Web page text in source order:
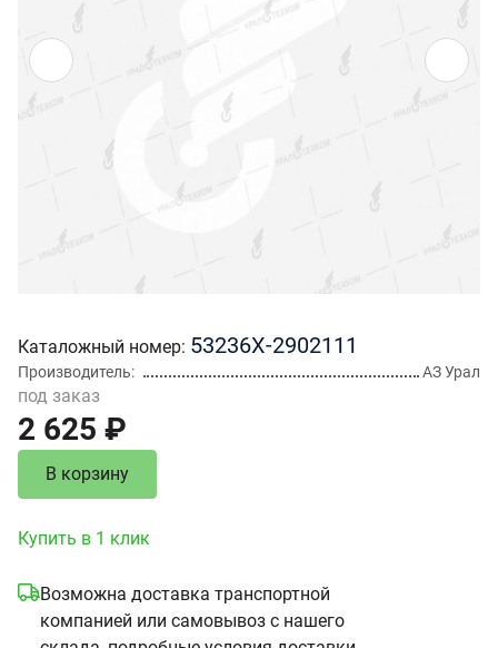
Каталожный номер 53236Х-2902111
Производитель АЗ Урал
под заказ
2 625 ₽
В корзину
Купить в 1 клик
Возможна доставка транспортной
компанией или самовывоз с нашего